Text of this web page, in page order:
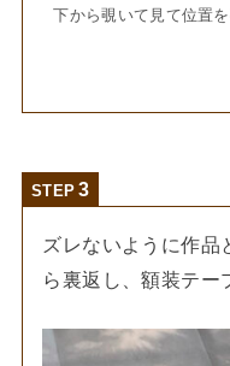
下から覗いて見て位置
STEP
ズレないように作品
ら裏返し、額装テー